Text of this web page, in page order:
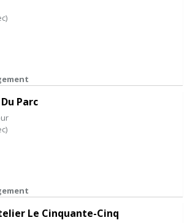
)
Parc
)
Le Cinquante-Cinq